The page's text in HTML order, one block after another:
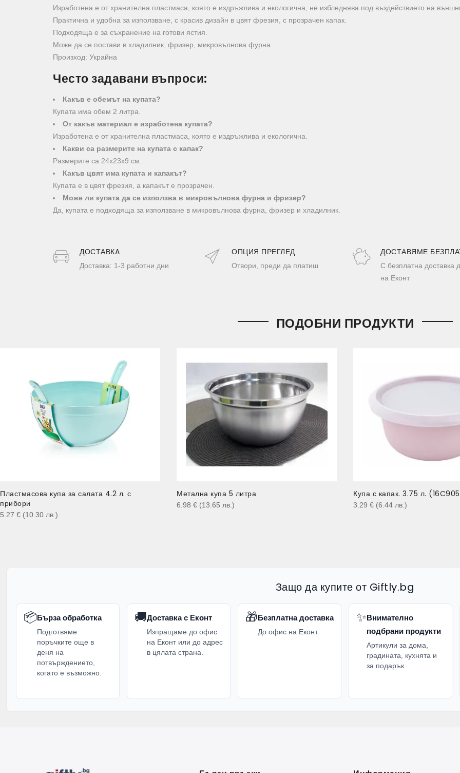
Изработена е от хранителна пластмаса, която е издръжлива и екологична, не избледнява под въздействието на
Практична и удобна за използване, с красив дизайн в цвят фрезия, с прозрачен капак.
Подходяща е за съхранение на готови ястия.
Може да се постави в хладилник, фризер, микровълнова фурна.
Произход: Украйна
Често задавани въпроси:
Какъв е обемът на купата?
Купата има обем 2 литра.
От какъв материал е изработена купата?
Изработена е от хранителна пластмаса, която е издръжлива и екологична.
Какви са размерите на купата с капак?
Размерите са 24х23х9 см.
Какъв цвят има купата и капакът?
Купата е в цвят фрезия, а капакът е прозрачен.
Може ли купата да се използва в микровълнова фурна и фризер?
Да, купата е подходяща за използване в микровълнова фурна, фризер и хладилник.
ДОСТАВКA
Доставка: 1-3 работни дни
ОПЦИЯ ПРЕГЛЕД
Отвори, преди да платиш
ДОСТАВЯМЕ
С безплатна доставка
на Еконт
ПОДОБНИ ПРОДУКТИ
Пластмасова купа за салата 4.2 л. с
прибори
5.27 € (10.30 лв. )
Метална купа 5 литра
6.98 € (13.65 лв. )
Купа с капак. 3.75 л.
3.29 € (6.44 лв. )
Защо да купите от Giftly.bg
📦Бърза обработка
Подготвяме
поръчките още в
деня на
потвърждението,
когато е възможно.
🚚Доставка с Еконт
Изпращаме до офис
на Еконт или до адрес
в цялата страна.
🎁Безплатна доставка
До офис на Еконт
✨Внимателно
подбрани продукти
Артикули за дома,
градината, кухнята и
за подарък.